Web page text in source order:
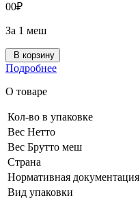
00₽
За 1 меш
В корзину
Подробнее
О товаре
Кол-во в упаковке
Вес Нетто
Вес Брутто меш
Страна
Нормативная документация
Вид упаковки